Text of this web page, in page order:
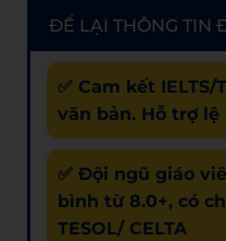
ĐỂ LẠI THÔNG TIN
✅ Cam kết IELTS/
văn bản. Hỗ trợ lệ
✅ Đội ngũ giáo
bình từ 8.0+, có
TESOL/ CELTA